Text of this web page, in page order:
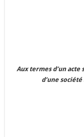
Aux termes d’un acte
d’une